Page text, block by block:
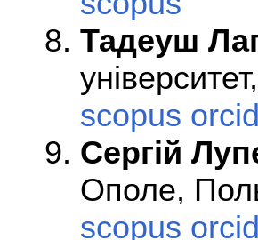
Тадеуш
scopus
Сергій
Ополе,
scopus